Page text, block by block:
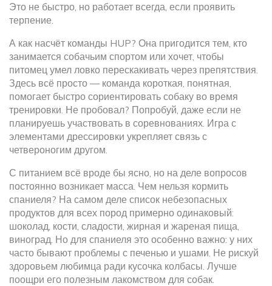
Это не быстро, но работает всегда, если проявить
терпение.
А как насчёт команды HUP? Она пригодится тем, кто
занимается собачьим спортом или хочет, чтобы
питомец умел ловко перескакивать через препятствия.
Здесь всё просто — команда короткая, понятная,
помогает быстро сориентировать собаку во время
тренировки. Не пробовал? Попробуй, даже если не
планируешь участвовать в соревнованиях. Игра с
элементами дрессировки укрепляет связь с
четвероногим другом.
С питанием всё вроде бы ясно, но на деле вопросов
постоянно возникает масса. Чем нельзя кормить
спаниеля? На самом деле список небезопасных
продуктов для всех пород примерно одинаковый:
шоколад, кости, сладости, жирная и жареная пища,
виноград. Но для спаниеля это особенно важно: у них
часто бывают проблемы с печенью и ушами. Не рискуй
здоровьем любимца ради кусочка колбасы. Лучше
поощри его полезным лакомством для собак.